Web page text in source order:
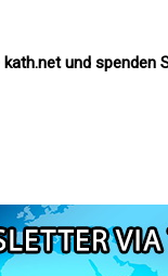
und spenden